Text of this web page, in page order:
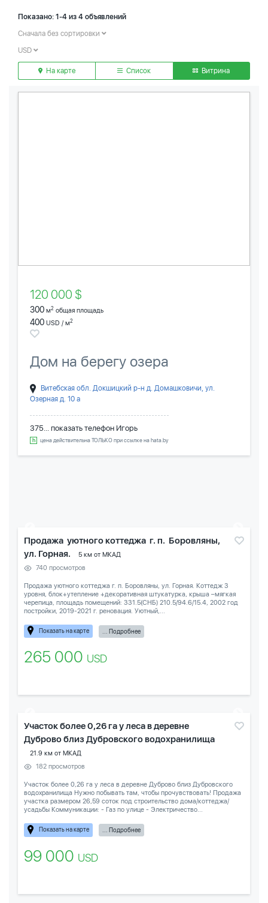
Показано: 1-4 из 4 объявлений
Сначала без сортировки
USD
На карте Список Витрина
120 000 $
300 м2 общая площадь
400 USD / м2
Дом на берегу озера
Витебская обл. Докшицкий р-н д. Домашковичи, ул.
Озерная д. 10 а
375... показать телефон Игорь
цена действительна ТОЛЬКО при ссылке на hata.by
Продажа уютного коттеджа г. п. Боровляны,
ул. Горная.
5 км от МКАД
740 просмотров
Продажа уютного коттеджа г. п. Боровляны, ул. Горная. Коттедж 3
уровня, блок+утепление +декоративная штукатурка, крыша –мягкая
черепица, площадь помещений: 331.5(СНБ) 210.5/94.6/15.4, 2002 год
постройки, 2019-2021 г. реновация. Уютный,...
Показать на карте ... Подробнее
265 000 USD
Участок более 0,26 га у леса в деревне
Дуброво близ Дубровского водохранилища
21.9 км от МКАД
182 просмотров
Участок более 0,26 га у леса в деревне Дуброво близ Дубровского
водохранилища Нужно побывать там, чтобы прочувствовать! Продажа
участка размером 26,59 соток под строительство дома/коттеджа/
усадьбы Коммуникации: - Газ по улице - Электричество...
Показать на карте ... Подробнее
99 000 USD